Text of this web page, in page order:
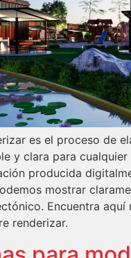
es el proceso de
y clara para cualquier
producida
mostrar
Encuentra aquí
renderizar.